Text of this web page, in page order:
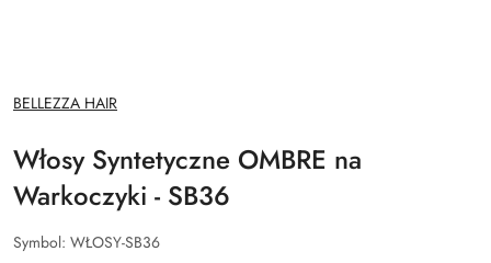
NAZWA
PRODUCENTA:
BELLEZZA HAIR
Włosy Syntetyczne OMBRE na
Warkoczyki - SB36
Symbol: WŁOSY-SB36